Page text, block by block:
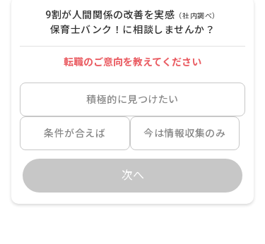
9割が人間関係の改善を実感 （社内調べ）
保育士バンク！に相談しませんか？
転職のご意向を教えてください
積極的に見つけたい
条件が合えば 今は情報収集のみ
次へ